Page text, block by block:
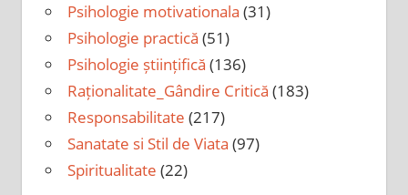
Psihologie motivationala (31)
Psihologie practică (51)
Psihologie științifică (136)
Raționalitate_Gândire Critică (183)
Responsabilitate (217)
Sanatate si Stil de Viata (97)
Spiritualitate (22)